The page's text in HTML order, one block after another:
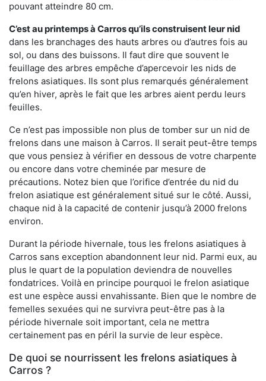
pouvant atteindre 80 cm.
C’est au printemps à Carros qu’ils construisent leur nid
dans les branchages des hauts arbres ou d’autres fois au
sol, ou dans des buissons. Il faut dire que souvent le
feuillage des arbres empêche d’apercevoir les nids de
frelons asiatiques. Ils sont plus remarqués généralement
qu’en hiver, après le fait que les arbres aient perdu leurs
feuilles.
Ce n’est pas impossible non plus de tomber sur un nid de
frelons dans une maison à Carros. Il serait peut-être temps
que vous pensiez à vérifier en dessous de votre charpente
ou encore dans votre cheminée par mesure de
précautions. Notez bien que l’orifice d’entrée du nid du
frelon asiatique est généralement situé sur le côté. Aussi,
chaque nid à la capacité de contenir jusqu’à 2000 frelons
environ.
Durant la période hivernale, tous les frelons asiatiques à
Carros sans exception abandonnent leur nid. Parmi eux, au
plus le quart de la population deviendra de nouvelles
fondatrices. Voilà en principe pourquoi le frelon asiatique
est une espèce aussi envahissante. Bien que le nombre de
femelles sexuées qui ne survivra peut-être pas à la
période hivernale soit important, cela ne mettra
certainement pas en péril la survie de leur espèce.
De quoi se nourrissent les frelons asiatiques à
Carros ?